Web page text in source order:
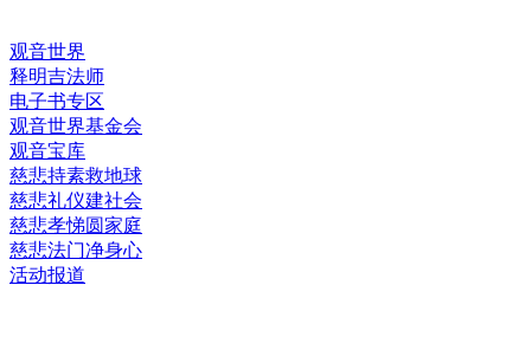
观音世界
释明吉法师
电子书专区
观音世界基金会
观音宝库
慈悲持素救地球
慈悲礼仪建社会
慈悲孝悌圆家庭
慈悲法门净身心
活动报道